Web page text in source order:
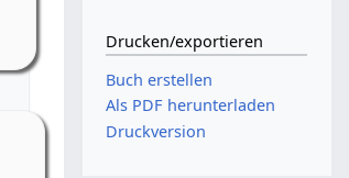
Drucken/­exportieren
Buch erstellen
Als PDF herunterladen
Druckversion